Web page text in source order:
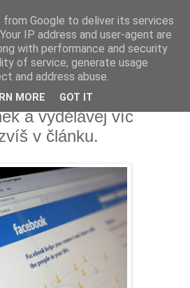
a vydělávej víc
v článku.
Google to deliver its services
IP address and user-agent are
with performance and security
of service, generate usage
and address abuse.
MORE GOT IT